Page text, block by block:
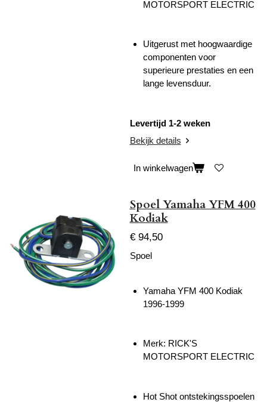
MOTORSPORT ELECTRIC
Uitgerust met hoogwaardige
componenten voor
superieure prestaties en een
lange levensduur.
Levertijd 1-2 weken
Bekijk details
In winkelwagen
Spoel Yamaha YFM 400
Kodiak
€ 94,50
Spoel
Yamaha YFM 400 Kodiak
1996-1999
Merk: RICK'S
MOTORSPORT ELECTRIC
Hot Shot ontstekingsspoelen